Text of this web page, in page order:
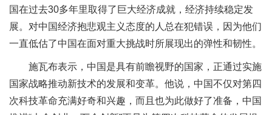
国在过去30多年里取得了巨大经济成就，经济持续稳定发
展。对中国经济抱悲观主义态度的人总在犯错误，因为他们
一直低估了中国在面对重大挑战时所展现出的弹性和韧性。
施瓦布表示，中国是具有前瞻视野的国家，正通过实施
国家战略推动新技术的发展和变革。他说，中国不仅对第四
次科技革命充满好奇和兴趣，而且也为此做好了准备，中国